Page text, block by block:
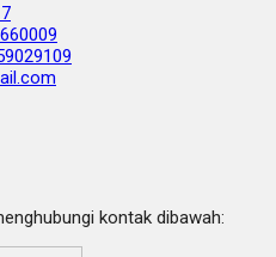
kontak dibawah: